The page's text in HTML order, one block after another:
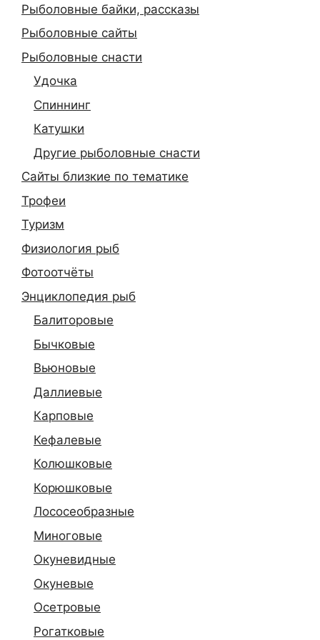
Рыболовные байки, рассказы
Рыболовные сайты
Рыболовные снасти
Удочка
Спиннинг
Катушки
Другие рыболовные снасти
Сайты близкие по тематике
Трофеи
Туризм
Физиология рыб
Фотоотчёты
Энциклопедия рыб
Балиторовые
Бычковые
Вьюновые
Даллиевые
Карповые
Кефалевые
Колюшковые
Корюшковые
Лососеобразные
Миноговые
Окуневидные
Окуневые
Осетровые
Рогатковые